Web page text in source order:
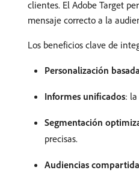
clientes. El Adobe Target
mensaje correcto a la
Los beneficios clave de
Personalización
Informes unificados:
Segmentación
precisas.
Audiencias